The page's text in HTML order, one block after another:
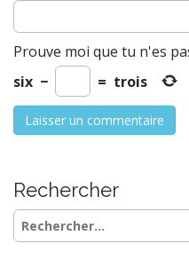
Prouve moi que tu n'es
six − = trois
Rechercher
Rechercher :